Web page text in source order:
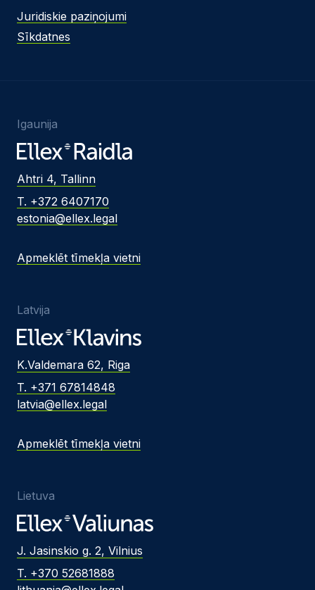
Juridiskie paziņojumi
Sīkdatnes
Igaunija
Ahtri 4, Tallinn
T. +372 6407170
estonia@ellex.legal
Apmeklēt tīmekļa vietni
Latvija
K.Valdemara 62, Riga
T. +371 67814848
latvia@ellex.legal
Apmeklēt tīmekļa vietni
Lietuva
J. Jasinskio g. 2, Vilnius
T. +370 52681888